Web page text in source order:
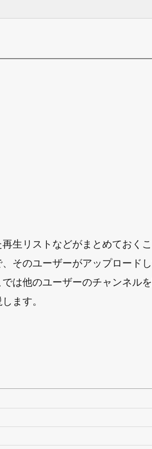
生リストなどがまとめておく
そのユーザーがアップロード
は他のユーザーのチャンネル
ます。